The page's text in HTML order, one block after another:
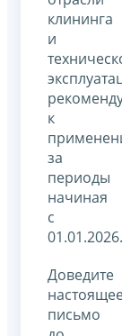
клининга
и
к
за
периоды
начиная
с
01.01.2026.
Доведите
письмо